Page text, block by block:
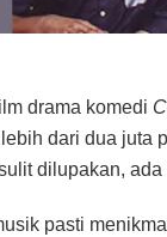
drama komedi
dari dua juta
dilupakan,
pasti